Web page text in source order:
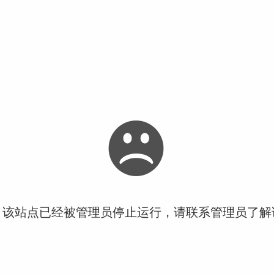
站点已经被管理员停止运行，请联系管理员了